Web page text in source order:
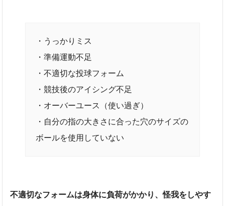
・うっかりミス
・準備運動不足
・不適切な投球フォーム
・競技後のアイシング不足
・オーバーユース（使い過ぎ）
・自分の指の大きさに合った穴のサイズの
ボールを使用していない
不適切なフォームは身体に負荷がかかり、怪我をしやす